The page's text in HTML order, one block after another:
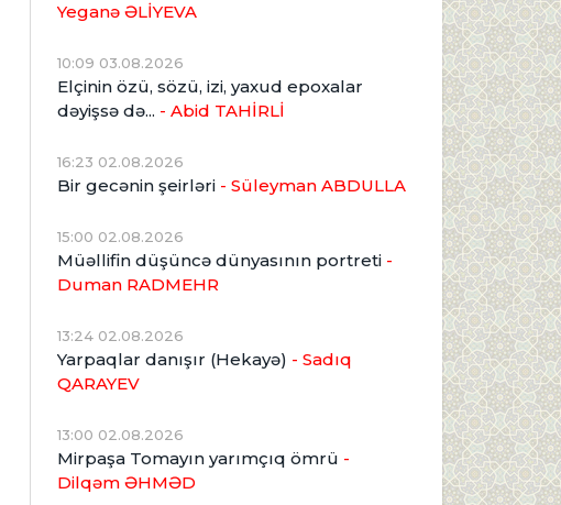
Yeganə ƏLİYEVA
10:09 03.08.2026
Elçinin özü, sözü, izi, yaxud epoxalar
dəyişsə də... - Abid TAHİRLİ
16:23 02.08.2026
Bir gecənin şeirləri - Süleyman ABDULLA
15:00 02.08.2026
Müəllifin düşüncə dünyasının portreti -
Duman RADMEHR
13:24 02.08.2026
Yarpaqlar danışır (Hekayə) - Sadıq
QARAYEV
13:00 02.08.2026
Mirpaşa Tomayın yarımçıq ömrü -
Dilqəm ƏHMƏD